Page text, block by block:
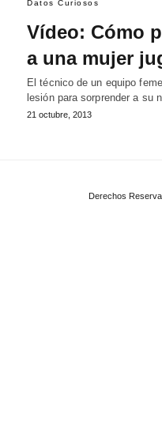
Datos Curiosos
Vídeo: Cómo
a una mujer
El técnico de un equipo
lesión para sorprender a su
21 octubre, 2013
Derechos